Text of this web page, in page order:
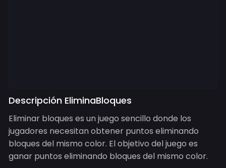
Descripción EliminaBloques
Eliminar bloques es un juego sencillo donde los
jugadores necesitan obtener puntos eliminando
bloques del mismo color. El objetivo del juego es
ganar puntos eliminando bloques del mismo color.